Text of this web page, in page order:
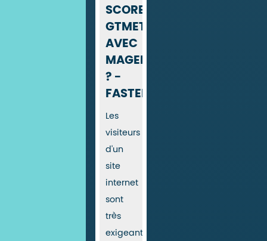
SCORE
GTMETRIX
AVEC
MAGENTO
? -
FASTERIZE
Les
visiteurs
d'un
site
internet
sont
très
exigeants